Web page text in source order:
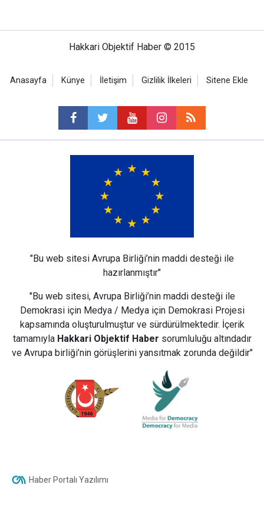
Hakkari Objektif Haber © 2015
Anasayfa Künye İletişim Gizlilik İlkeleri Sitene Ekle
"Bu web sitesi Avrupa Birliği’nin maddi desteği ile
hazırlanmıştır"
"Bu web sitesi, Avrupa Birliği’nin maddi desteği ile
Demokrasi için Medya / Medya için Demokrasi Projesi
kapsamında oluşturulmuştur ve sürdürülmektedir. İçerik
tamamıyla Hakkari Objektif Haber sorumluluğu altındadır
ve Avrupa birliği’nin görüşlerini yansıtmak zorunda değildir"
Haber Portalı Yazılımı